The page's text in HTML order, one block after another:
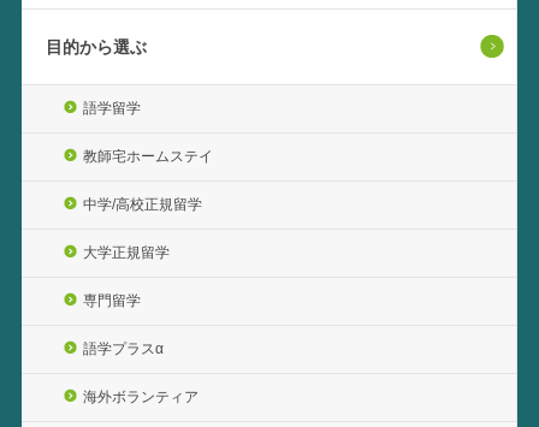
目的から選ぶ
語学留学
教師宅ホームステイ
中学/高校正規留学
大学正規留学
専門留学
語学プラスα
海外ボランティア